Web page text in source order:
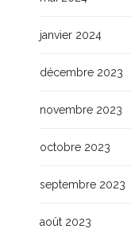
janvier 2024
décembre 2023
novembre 2023
octobre 2023
septembre 2023
août 2023